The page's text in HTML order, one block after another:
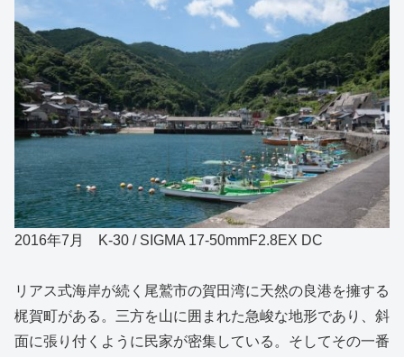
2016年7月 K-30 / SIGMA 17-50mmF2.8EX DC
リアス式海岸が続く尾鷲市の賀田湾に天然の良港を擁する
梶賀町がある。三方を山に囲まれた急峻な地形であり、斜
面に張り付くように民家が密集している。そしてその一番